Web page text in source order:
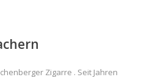
Zigarre . Seit Jahren